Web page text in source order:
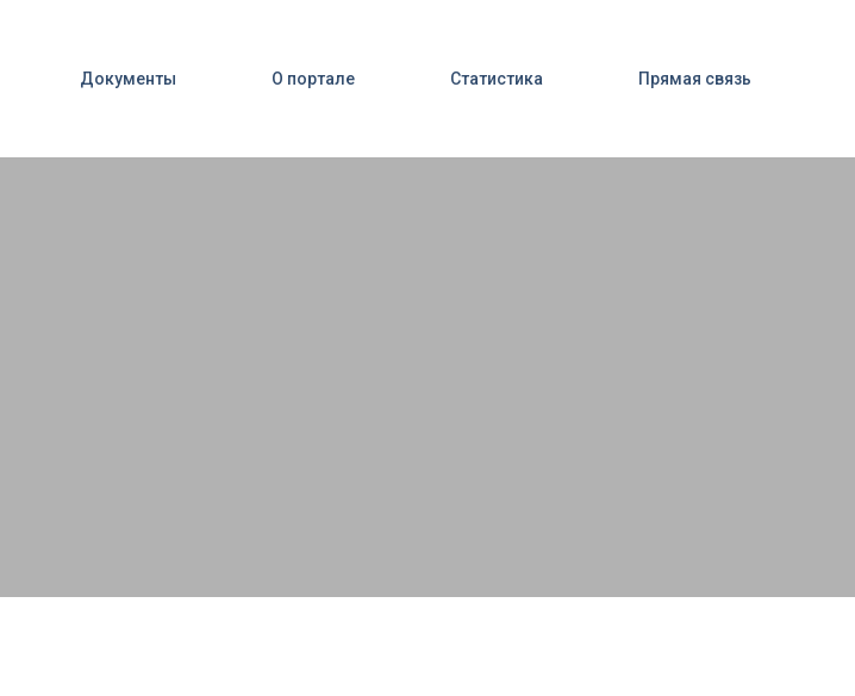
Документы О портале Статистика Прямая связь